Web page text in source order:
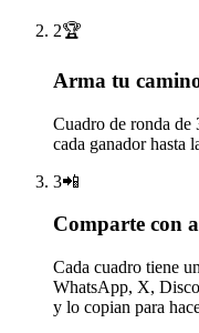
2🏆
Arma tu
Cuadro de ronda de
cada ganador hasta
3📲
Comparte con
Cada cuadro tiene
WhatsApp, X,
y lo copian para